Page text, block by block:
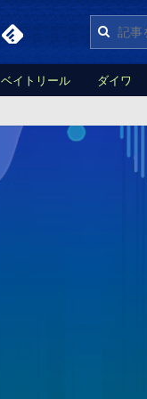
ベイトリール ダイワ